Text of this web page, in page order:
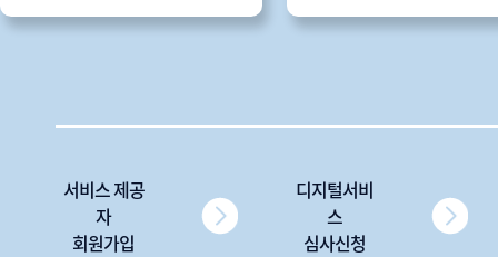
서비스 제공
자
회원가입
디지털서비
스
심사신청